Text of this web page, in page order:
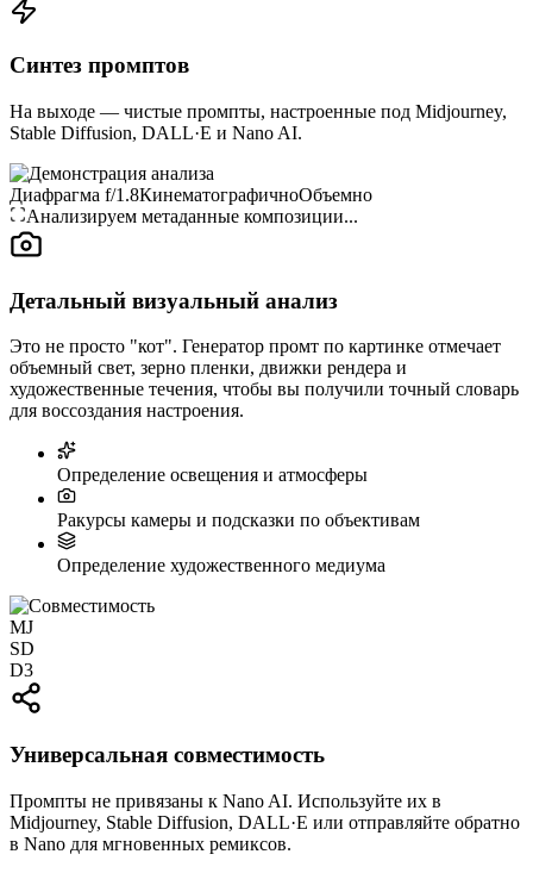
Синтез промптов
На выходе — чистые промпты, настроенные под Midjourney,
Stable Diffusion, DALL·E и Nano AI.
Диафрагма f/1.8КинематографичноОбъемно
Анализируем метаданные композиции...
Детальный визуальный анализ
Это не просто "кот". Генератор промт по картинке отмечает
объемный свет, зерно пленки, движки рендера и
художественные течения, чтобы вы получили точный словарь
для воссоздания настроения.
Определение освещения и атмосферы
Ракурсы камеры и подсказки по объективам
Определение художественного медиума
MJ
SD
D3
Универсальная совместимость
Промпты не привязаны к Nano AI. Используйте их в
Midjourney, Stable Diffusion, DALL·E или отправляйте обратно
в Nano для мгновенных ремиксов.